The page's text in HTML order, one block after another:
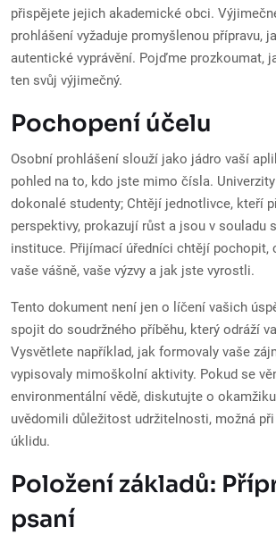
přispějete jejich akademické obci.
prohlášení vyžaduje promyšlenou přípravu,
autentické vyprávění. Pojďme prozkoumat,
ten svůj výjimečný.
Pochopení účelu
Osobní prohlášení slouží jako jádro vaší
pohled na to, kdo jste mimo čísla.
dokonalé studenty; Chtějí jednotlivce, kteří
perspektivy, prokazují růst a jsou v souladu
instituce. Přijímací úředníci chtějí pochopit,
vaše vášně, vaše výzvy a jak jste vyrostli.
Tento dokument není jen o líčení vašich
spojit do soudržného příběhu, který odráží
Vysvětlete například, jak formovaly vaše
vypisovaly mimoškolní aktivity. Pokud se
environmentální vědě, diskutujte o
uvědomili důležitost udržitelnosti, možná
úklidu.
Položení základů:
psaní